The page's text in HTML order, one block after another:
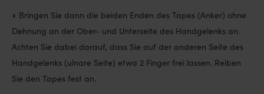
◗ Bringen Sie dann die beiden Enden des Tapes (Anker) ohne
Dehnung an der Ober- und Unterseite des Handgelenks an.
Achten Sie dabei darauf, dass Sie auf der anderen Seite des
Handgelenks (ulnare Seite) etwa 2 Finger frei lassen. Reiben
Sie den Tapes fest an.